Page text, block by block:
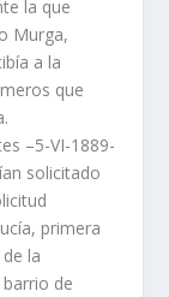
la que
Murga,
a la
que
–5-VI-1889-
solicitado
primera
la
de